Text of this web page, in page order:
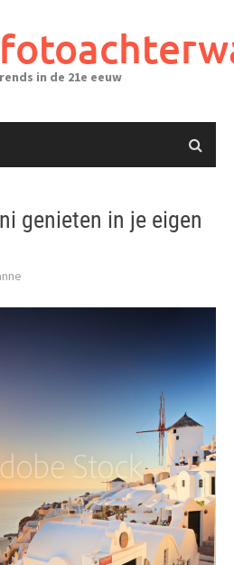
in de 21e eeuw
genieten in je eigen